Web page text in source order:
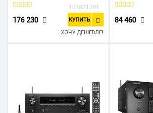
101821701
176 230 КУПИТЬ
ХОЧУ ДЕШЕВЛЕ!
84 460